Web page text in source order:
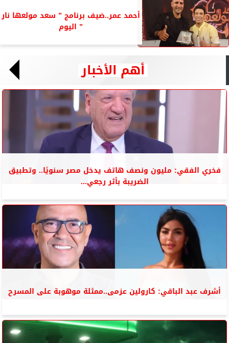
أحمد عمر..ضيف برنامج ” سعد مولعها نار
” اليوم
أهم الأخبار
فخري الفقي: مليون ونصف هاتف يدخل مصر سنويًا.. وتطبيق
الضريبة بأثر رجعي...
أشرف عبد الباقي: كارولين عزمى..ممثلة موهوبة على المسرح